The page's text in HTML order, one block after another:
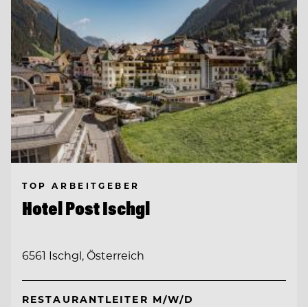
TOP ARBEITGEBER
Hotel Post Ischgl
6561 Ischgl, Österreich
RESTAURANTLEITER M/W/D